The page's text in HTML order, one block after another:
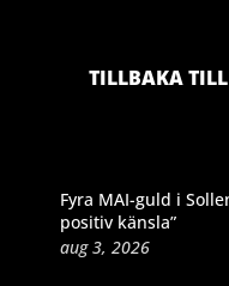
TILLBAKA
Fyra MAI-guld i
positiv känsla”
aug 3, 2026